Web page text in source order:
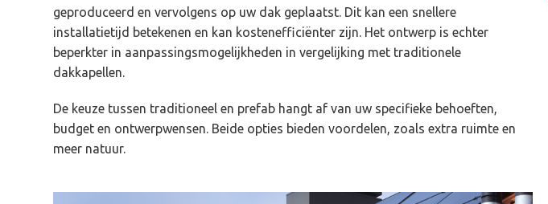
geproduceerd en vervolgens op uw dak geplaatst. Dit kan een snellere
installatietijd betekenen en kan kostenefficiënter zijn. Het ontwerp is echter
beperkter in aanpassingsmogelijkheden in vergelijking met traditionele
dakkapellen.
De keuze tussen traditioneel en prefab hangt af van uw specifieke behoeften,
budget en ontwerpwensen. Beide opties bieden voordelen, zoals extra ruimte en
meer natuur.